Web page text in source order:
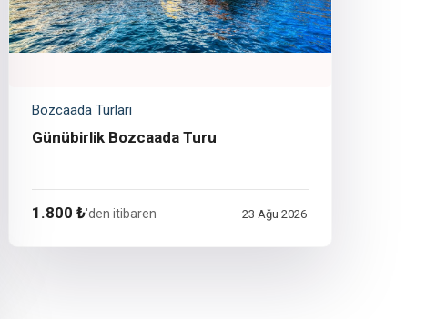
Bozcaada Turları
Günübirlik Bozcaada Turu
1.800 ₺'den itibaren 23 Ağu 2026